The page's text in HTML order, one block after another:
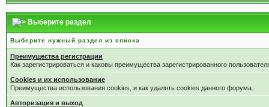
Выберите раздел
Выберите нужный раздел из списка
Преимущества регистрации
Как зарегистрироваться и каковы преимущества зарегистрированного
Cookies и их использование
Преимущества использования cookies, и как удалять cookies данного форума.
Авторизация и выход